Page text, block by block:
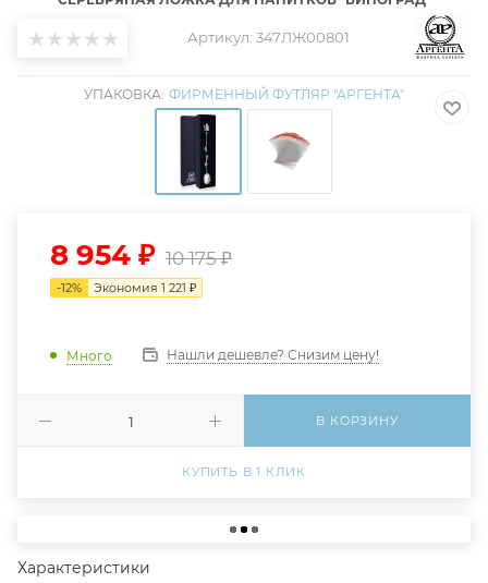
Артикул: 347ЛЖ00801
УПАКОВКА: ФИРМЕННЫЙ ФУТЛЯР "АРГЕНТА"
8 954 ₽ 10 175₽
-12% Экономия 1 221 ₽
Много Нашли дешевле? Снизим цену!
В КОРЗИНУ
КУПИТЬ В 1 КЛИК
Характеристики